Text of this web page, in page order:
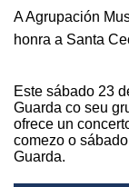
A Agrupación
honra a Santa
Este sábado 23
Guarda co seu
ofrece un
comezo o
Guarda.